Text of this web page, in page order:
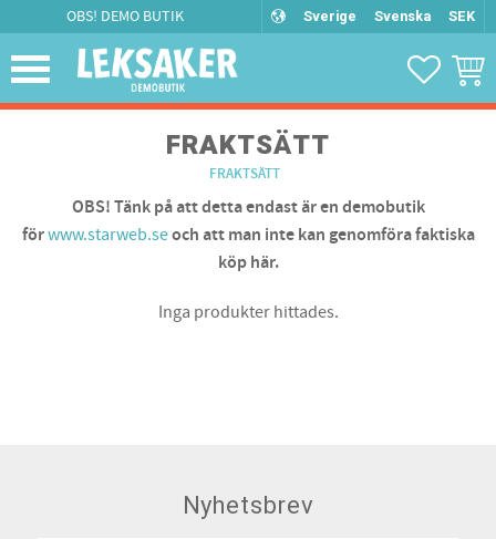
OBS! DEMO BUTIK Sverige Svenska SEK
FRAKTSÄTT
FRAKTSÄTT
OBS! Tänk på att detta endast är en demobutik
förwww.starweb.seoch att man inte kan genomföra faktiska
köp här.
Inga produkter hittades.
Nyhetsbrev